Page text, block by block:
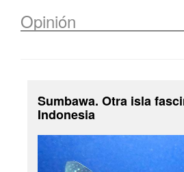
Opinión
Sumbawa. Otra isla
Indonesia